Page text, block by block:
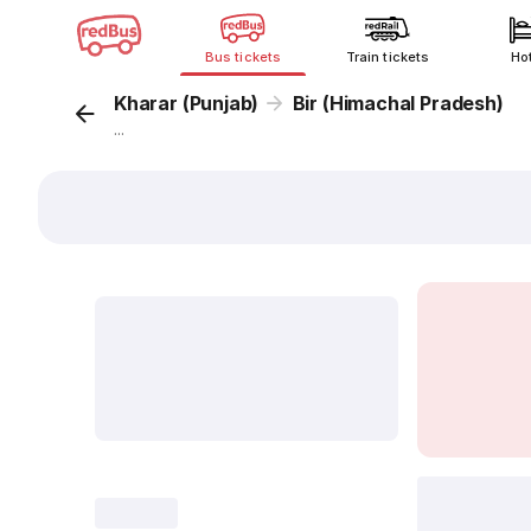
Bus tickets Train tickets
Kharar (Punjab) Bir (Himachal Pradesh)
...